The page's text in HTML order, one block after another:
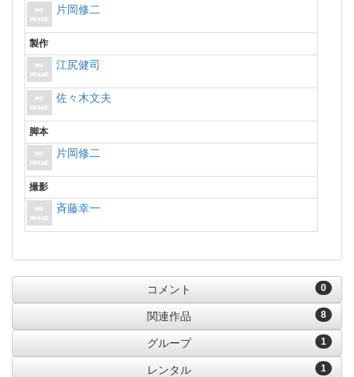
片岡修二
製作
江尻健司
佐々木文夫
脚本
片岡修二
撮影
斉藤幸一
0
コメント
8
関連作品
1
グループ
1
レンタル